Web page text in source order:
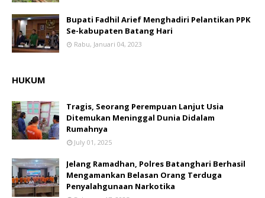
Bupati Fadhil Arief Menghadiri Pelantikan PPK
Se-kabupaten Batang Hari
Rabu, Januari 04, 2023
HUKUM
Tragis, Seorang Perempuan Lanjut Usia
Ditemukan Meninggal Dunia Didalam
Rumahnya
July 01, 2025
Jelang Ramadhan, Polres Batanghari Berhasil
Mengamankan Belasan Orang Terduga
Penyalahgunaan Narkotika